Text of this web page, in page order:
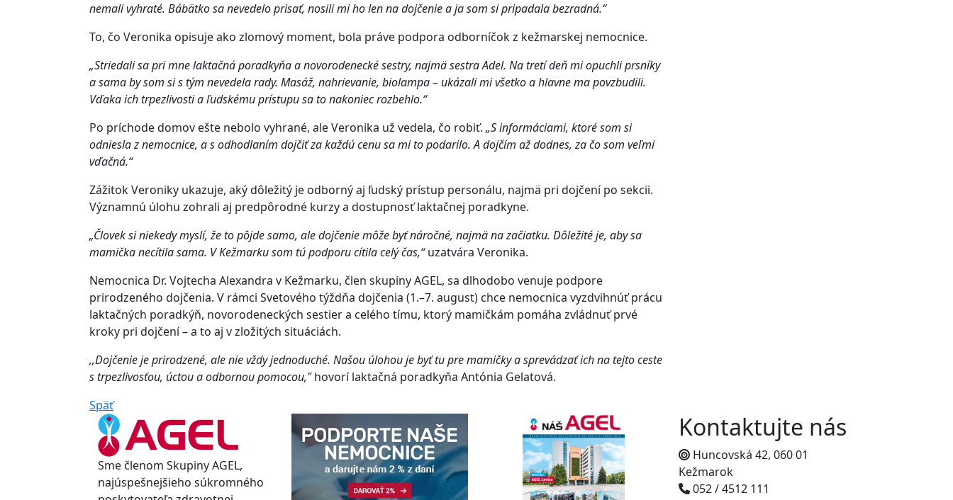
nemali vyhraté. Bábätko sa nevedelo prisať, nosili mi ho len na dojčenie a ja som si pripadala bezradná.“
To, čo Veronika opisuje ako zlomový moment, bola práve podpora odborníčok z kežmarskej nemocnice.
„Striedali sa pri mne laktačná poradkyňa a novorodenecké sestry, najmä sestra Adel. Na tretí deň mi opuchli prsníky
a sama by som si s tým nevedela rady. Masáž, nahrievanie, biolampa – ukázali mi všetko a hlavne ma povzbudili.
Vďaka ich trpezlivosti a ľudskému prístupu sa to nakoniec rozbehlo.“
Po príchode domov ešte nebolo vyhrané, ale Veronika už vedela, čo robiť. „S informáciami, ktoré som si
odniesla z nemocnice, a s odhodlaním dojčiť za každú cenu sa mi to podarilo. A dojčím až dodnes, za čo som veľmi
vďačná.“
Zážitok Veroniky ukazuje, aký dôležitý je odborný aj ľudský prístup personálu, najmä pri dojčení po sekcii.
Významnú úlohu zohrali aj predpôrodné kurzy a dostupnosť laktačnej poradkyne.
„Človek si niekedy myslí, že to pôjde samo, ale dojčenie môže byť náročné, najmä na začiatku. Dôležité je, aby sa
mamička necítila sama. V Kežmarku som tú podporu cítila celý čas,“uzatvára Veronika.
Nemocnica Dr. Vojtecha Alexandra v Kežmarku, člen skupiny AGEL, sa dlhodobo venuje podpore
prirodzeného dojčenia. V rámci Svetového týždňa dojčenia (1.–7. august) chce nemocnica vyzdvihnúť prácu
laktačných poradkýň, novorodeneckých sestier a celého tímu, ktorý mamičkám pomáha zvládnuť prvé
kroky pri dojčení – a to aj v zložitých situáciách.
,,Dojčenie je prirodzené, ale nie vždy jednoduché. Našou úlohou je byť tu pre mamičky a sprevádzať ich na tejto ceste
s trpezlivosťou, úctou a odbornou pomocou,"hovorí laktačná poradkyňa Antónia Gelatová.
Späť
Sme členom Skupiny AGEL,
najúspešnejšieho súkromného
Kontaktujte nás
Huncovská 42, 060 01
Kežmarok
052 / 4512 111